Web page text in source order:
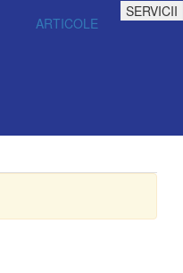
ARTICOLE
SERVICII